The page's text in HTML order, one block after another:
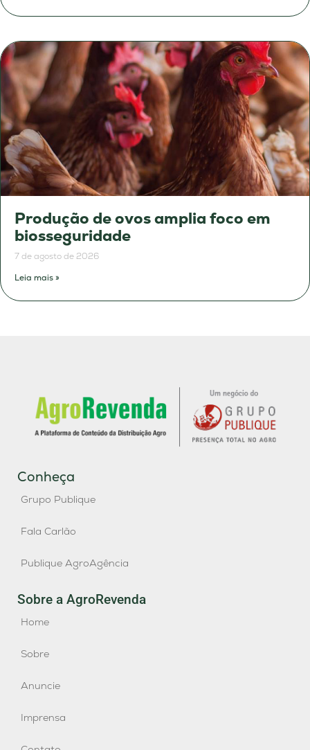
Produção de ovos amplia foco em
biosseguridade
7 de agosto de 2026
Leia mais »
Conheça
Grupo Publique
Fala Carlão
Publique AgroAgência
Sobre a AgroRevenda
Home
Sobre
Anuncie
Imprensa